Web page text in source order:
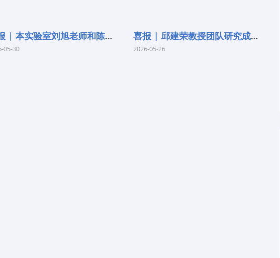
喜报 | 本实验室刘旭老师和陈红胜老师荣
05-30
喜报 | 邱建荣教授团队研究成果入选20
2026-05-26